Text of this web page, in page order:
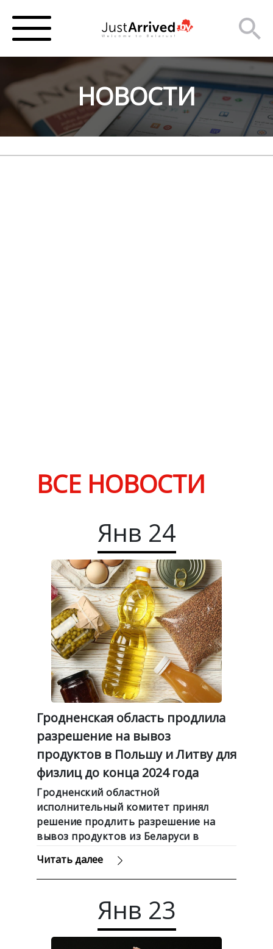
НОВОСТИ
ВСЕ НОВОСТИ
Янв 24
Гродненская область продлила
разрешение на вывоз
продуктов в Польшу и Литву для
физлиц до конца 2024 года
Гродненский областной
исполнительный комитет принял
решение продлить разрешение на
вывоз продуктов из Беларуси в
физических лиц до конца 2024 года,
пишет Sputnik.
Читать далее
Янв 23